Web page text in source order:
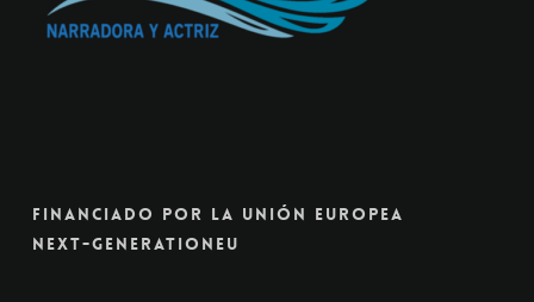
Financiado Por La Unión Europea
Next-GenerationEU